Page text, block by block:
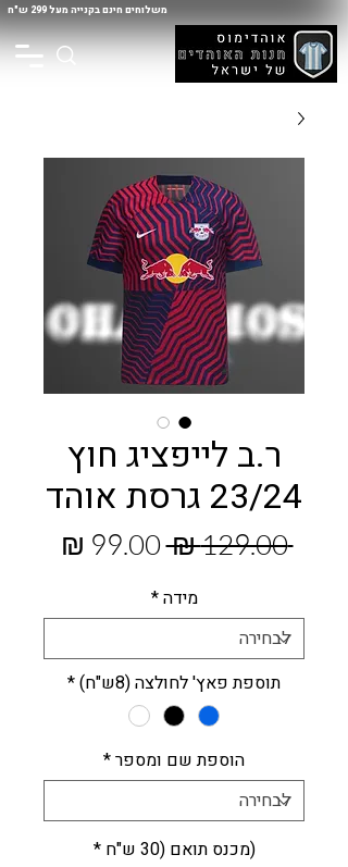
משלוחים חינם בקנייה מעל 299 ש"ח
ר.ב לייפציג חוץ
23/24 גרסת אוהד
‏129.00 ‏₪
מחיר
‏99.00 ‏₪
מידה*
תוספת פאץ' לחולצה (8ש"ח) *
הוספת שם ומספר*
(מכנס תואם (30 ש"ח *